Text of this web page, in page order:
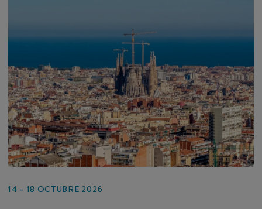
14 – 18 OCTUBRE 2026